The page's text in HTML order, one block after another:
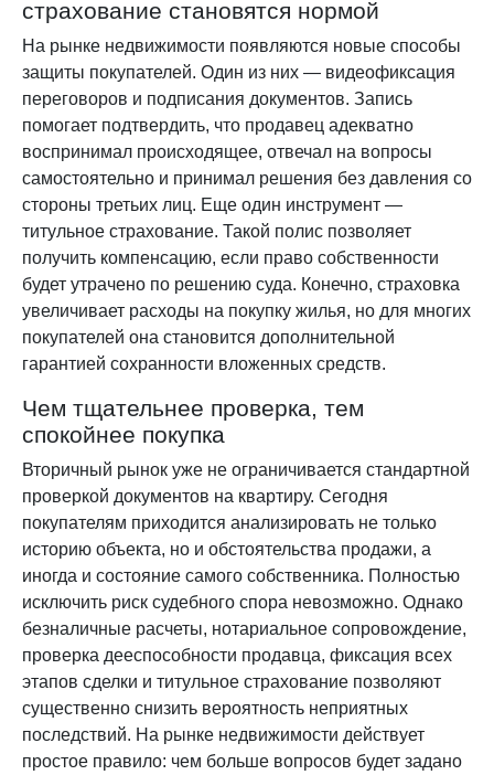
страхование становятся нормой
На рынке недвижимости появляются новые способы
защиты покупателей. Один из них — видеофиксация
переговоров и подписания документов. Запись
помогает подтвердить, что продавец адекватно
воспринимал происходящее, отвечал на вопросы
самостоятельно и принимал решения без давления со
стороны третьих лиц. Еще один инструмент —
титульное страхование. Такой полис позволяет
получить компенсацию, если право собственности
будет утрачено по решению суда. Конечно, страховка
увеличивает расходы на покупку жилья, но для многих
покупателей она становится дополнительной
гарантией сохранности вложенных средств.
Чем тщательнее проверка, тем
спокойнее покупка
Вторичный рынок уже не ограничивается стандартной
проверкой документов на квартиру. Сегодня
покупателям приходится анализировать не только
историю объекта, но и обстоятельства продажи, а
иногда и состояние самого собственника. Полностью
исключить риск судебного спора невозможно. Однако
безналичные расчеты, нотариальное сопровождение,
проверка дееспособности продавца, фиксация всех
этапов сделки и титульное страхование позволяют
существенно снизить вероятность неприятных
последствий. На рынке недвижимости действует
простое правило: чем больше вопросов будет задано